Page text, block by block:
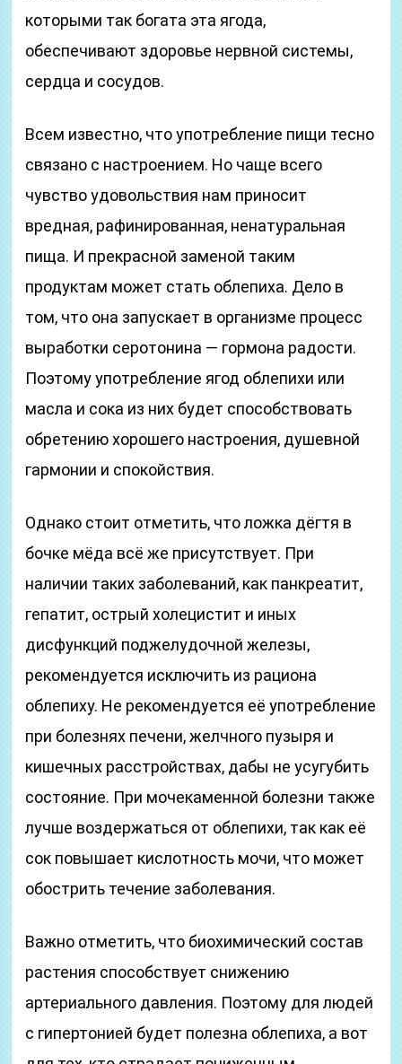
которыми так богата эта ягода,
обеспечивают здоровье нервной системы,
сердца и сосудов.
Всем известно, что употребление пищи тесно
связано с настроением. Но чаще всего
чувство удовольствия нам приносит
вредная, рафинированная, ненатуральная
пища. И прекрасной заменой таким
продуктам может стать облепиха. Дело в
том, что она запускает в организме процесс
выработки серотонина — гормона радости.
Поэтому употребление ягод облепихи или
масла и сока из них будет способствовать
обретению хорошего настроения, душевной
гармонии и спокойствия.
Однако стоит отметить, что ложка дёгтя в
бочке мёда всё же присутствует. При
наличии таких заболеваний, как панкреатит,
гепатит, острый холецистит и иных
дисфункций поджелудочной железы,
рекомендуется исключить из рациона
облепиху. Не рекомендуется её употребление
при болезнях печени, желчного пузыря и
кишечных расстройствах, дабы не усугубить
состояние. При мочекаменной болезни также
лучше воздержаться от облепихи, так как её
сок повышает кислотность мочи, что может
обострить течение заболевания.
Важно отметить, что биохимический состав
растения способствует снижению
артериального давления. Поэтому для людей
с гипертонией будет полезна облепиха, а вот